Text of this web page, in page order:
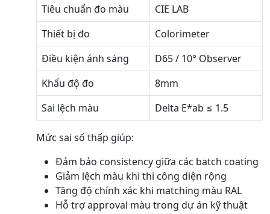
Tiêu chuẩn đo màu
CIE LAB
Thiết bị đo
Colorimeter
Điều kiện ánh sáng
D65 / 10° Observer
Khẩu độ đo
8mm
Sai lệch màu
Delta E*ab ≤ 1.5
Mức sai số thấp giúp:
Đảm bảo consistency giữa các batch coating
Giảm lệch màu khi thi công diện rộng
Tăng độ chính xác khi matching màu RAL
Hỗ trợ approval màu trong dự án kỹ thuật